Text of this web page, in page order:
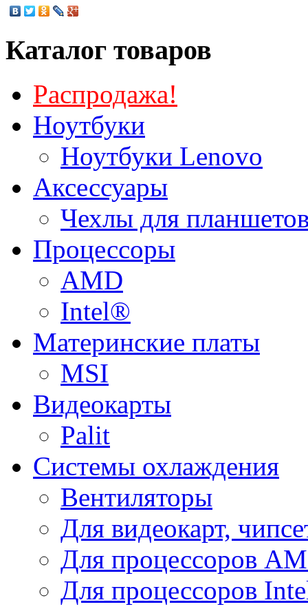
Каталог товаров
Распродажа!
Ноутбуки
Ноутбуки Lenovo
Аксессуары
Чехлы для
Процессоры
AMD
Intel®
Материнские платы
MSI
Видеокарты
Palit
Системы охлаждения
Вентиляторы
Для видеокарт,
Для процессоров
Для процессоров